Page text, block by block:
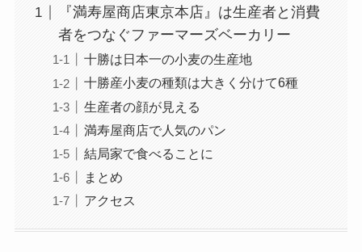
『満寿屋商店東京本店』は生産者と消費
者をつなぐファーマーズベーカリー
十勝は日本一の小麦の生産地
十勝産小麦の種類は大きく分けて6種
生産者の顔が見える
満寿屋商店で人気のパン
結局家で食べることに
まとめ
アクセス